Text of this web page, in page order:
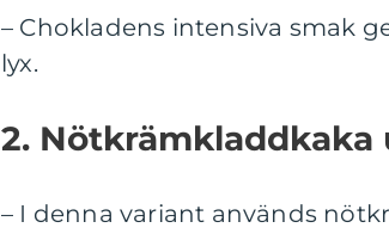
– Chokladens intensiva smak
lyx.
2. Nötkrämkladdkaka
– I denna variant används